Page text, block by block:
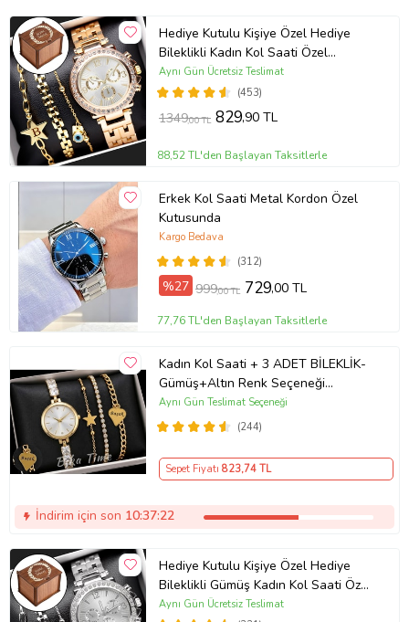
Hediye Kutulu Kişiye Özel Hediye
Bileklikli Kadın Kol Saati Özel
Kutusunda (Gold)
(453)
Aynı Gün Ücretsiz Teslimat
1349,00 TL 829,90 TL
88,52 TL'den Başlayan Taksitlerle
Erkek Kol Saati Metal Kordon Özel
Kutusunda
(312)
Kargo Bedava
%27 999,00 TL 729,00 TL
77,76 TL'den Başlayan Taksitlerle
Kadın Kol Saati + 3 ADET BİLEKLİK-
Gümüş+Altın Renk Seçeneği
ayarlanabilir kordon Kadın Kol Saati
BİLEKLİK HEDİYE Altın Renk - Kız
(244)
Aynı Gün Teslimat Seçeneği
Sepet Fiyatı 823,74 TL
İndirim için son 10:37:21
Hediye Kutulu Kişiye Özel Hediye
Bileklikli Gümüş Kadın Kol Saati Özel
Kutusunda (Gümüş)
Aynı Gün Ücretsiz Teslimat